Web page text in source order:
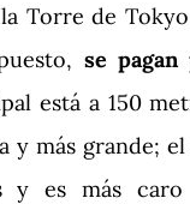
Torre de Tokyo
se pagan
está a 150
y más grande;
y es más caro